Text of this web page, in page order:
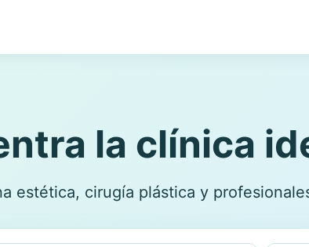
la clínica
estética, cirugía plástica y